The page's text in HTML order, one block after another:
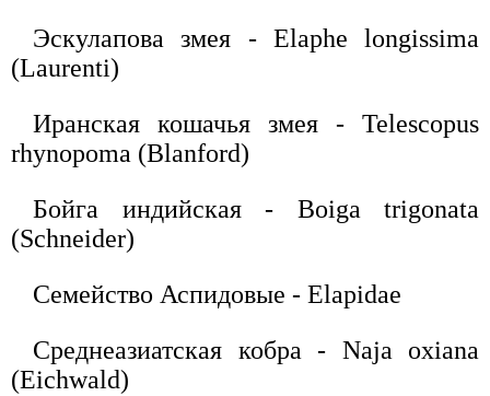
Эскулапова змея - Elaphe longissima
(Laurenti)
Иранская кошачья змея - Telescopus
rhynopoma (Blanford)
Бойга индийская - Boiga trigonata
(Schneider)
Семейство Аспидовые - Elapidae
Среднеазиатская кобра - Naja oxiana
(Eichwald)